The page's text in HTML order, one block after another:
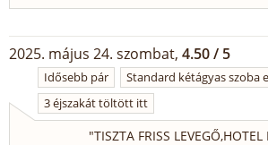
2025. május 24. szombat, 4.50 / 5
Idősebb pár
Standard kétágyas szoba
3 éjszakát töltött itt
"TISZTA FRISS LEVEGŐ,HOTEL